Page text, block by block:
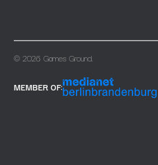
© 2026 Games Ground.
MEMBER OF: